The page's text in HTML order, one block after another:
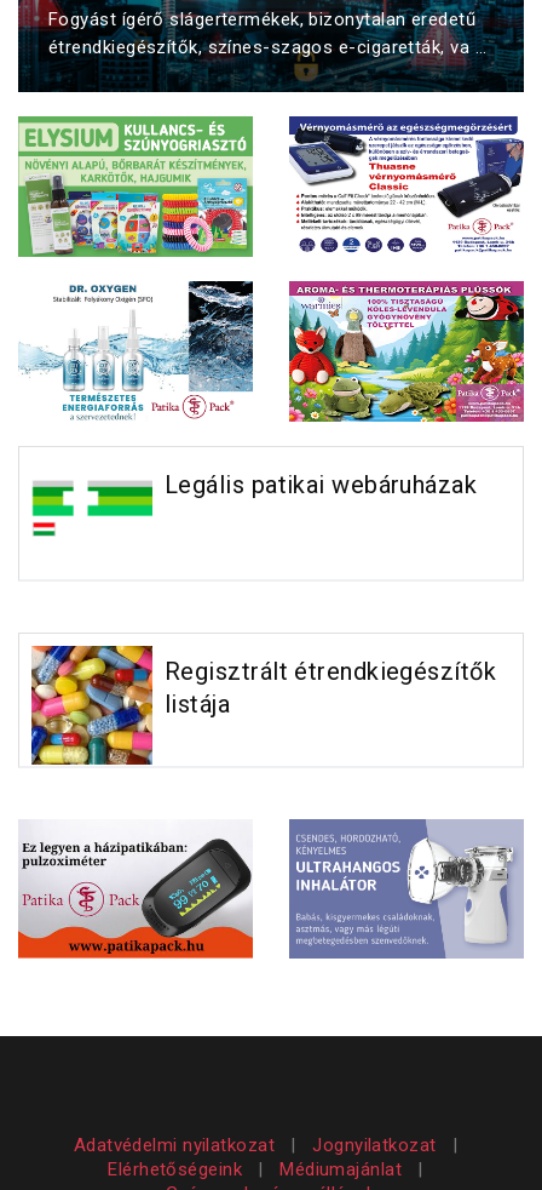
Fogyást ígérő slágertermékek, bizonytalan eredetű
étrendkiegészítők, színes-szagos e-cigaretták, va ...
Legális patikai webáruházak
Regisztrált étrendkiegészítők
listája
Adatvédelmi nyilatkozat |Jognyilatkozat
Elérhetőségeink
Médiumajánlat